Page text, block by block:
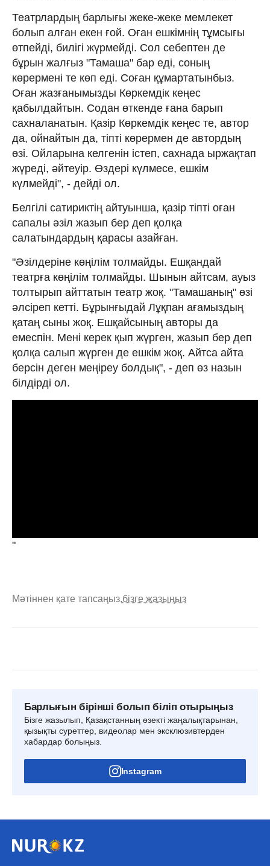
Театрлардың барлығы жеке-жеке мемлекет
болып алған екен ғой. Оған ешкімнің тұмсығы
өтпейді, билігі жүрмейді. Сол себептен де
бұрын жалғыз "Тамаша" бар еді, соның
көрермені те көп еді. Соған құмартатынбыз.
Оған жазғанымызды Көркемдік кеңес
қабылдайтын. Содан өткенде ғана барып
сахналанатын. Қазір Көркемдік кеңес те, автор
да, ойнайтын да, тіпті көрермен де автордың
өзі. Ойларына келгенін істеп, сахнада ыржақтап
жүреді, әйтеуір. Өздері күлмесе, ешкім
күлмейді", - дейді ол.
Белгілі сатириктің айтуынша, қазір тіпті оған
сапалы әзіл жазып бер деп қолқа
салатындардың қарасы азайған.
"Әзілдеріне көңілім толмайды. Ешқандай
театрға көңілім толмайды. Шынын айтсам, ауыз
толтырып айттатын театр жоқ. "Тамашаның" өзі
әлсіреп кетті. Бұрынғыдай Лұқпан ағамыздың
қатаң сыны жоқ. Ешқайсының авторы да
емеспін. Мені керек қып жүрген, жазып бер деп
қолқа салып жүрген де ешкім жоқ. Айтса айта
берсін деген меңіреу болдық", - деп өз назын
білдірді ол.
"
Мәтіннен қате тапсаңыз,бізге жазыңыз
Барлығын бірінші болып біліп отырыңыз
Бізге жазылып, Қазақстанның өзекті жаңалықтарынан,
қызықты суреттер, видеолар мен эксклюзивтерден
хабардар болыңыз.
Instagram